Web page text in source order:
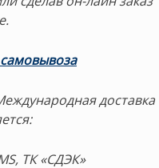
доставка
ТК «СДЭК»